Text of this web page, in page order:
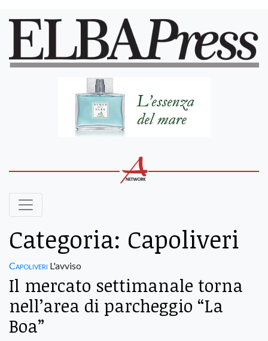
Categoria: Capoliveri
Capoliveri L'avviso
Il mercato settimanale torna
nell’area di parcheggio “La
Boa”